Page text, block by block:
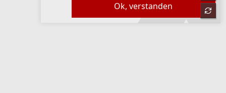
Ok, verstanden